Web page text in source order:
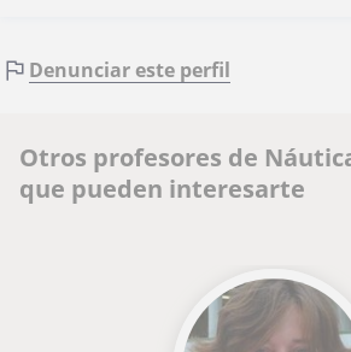
Denunciar este perfil
Otros profesores de
que pueden interesarte